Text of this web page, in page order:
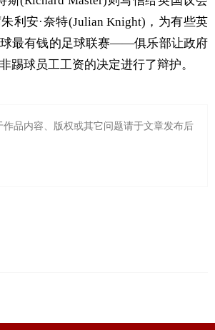
利安·奈特(Julian Knight)，为有些英
最有钱的足球联赛——俱乐部让政府
踢球员工工资的决定进行了辩护。
品内容、版权或其它问题请于文章发布后